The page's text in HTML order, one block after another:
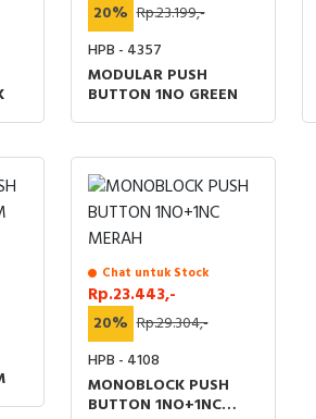
20% Rp.23.199,-
HPB - 4357
MODULAR PUSH
BUTTON 1NO GREEN
Chat untuk Stock
Rp.23.443,-
20% Rp.29.304,-
HPB - 4108
MONOBLOCK PUSH
BUTTON 1NO+1NC